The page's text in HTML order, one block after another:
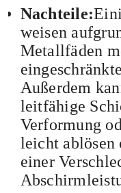
Nachteile:
weisen
Metallfäden
Außerdem
leitfähige
Verformung
leicht ablösen
einer